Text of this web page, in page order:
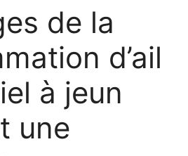
de la
d’ail
à jeun
une